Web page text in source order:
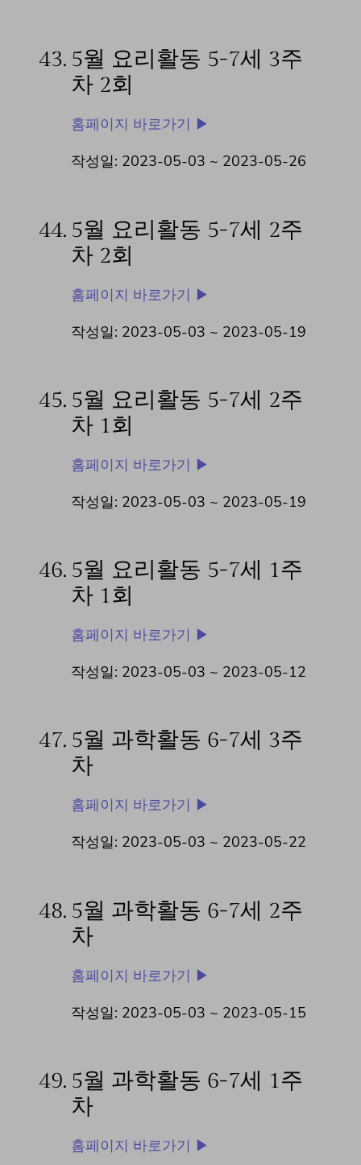
43. 5월 요리활동 5-7세 3주
차 2회
홈페이지 바로가기 ▶
작성일: 2023-05-03 ~ 2023-05-26
44. 5월 요리활동 5-7세 2주
차 2회
홈페이지 바로가기 ▶
작성일: 2023-05-03 ~ 2023-05-19
45. 5월 요리활동 5-7세 2주
차 1회
홈페이지 바로가기 ▶
작성일: 2023-05-03 ~ 2023-05-19
46. 5월 요리활동 5-7세 1주
차 1회
홈페이지 바로가기 ▶
작성일: 2023-05-03 ~ 2023-05-12
47. 5월 과학활동 6-7세 3주
차
홈페이지 바로가기 ▶
작성일: 2023-05-03 ~ 2023-05-22
48. 5월 과학활동 6-7세 2주
차
홈페이지 바로가기 ▶
작성일: 2023-05-03 ~ 2023-05-15
49. 5월 과학활동 6-7세 1주
차
홈페이지 바로가기 ▶